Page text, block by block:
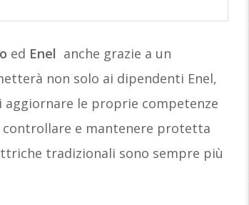
ed Enel anche grazie a un
non solo ai dipendenti Enel,
le proprie competenze
controllare e mantenere protetta
tradizionali sono sempre più